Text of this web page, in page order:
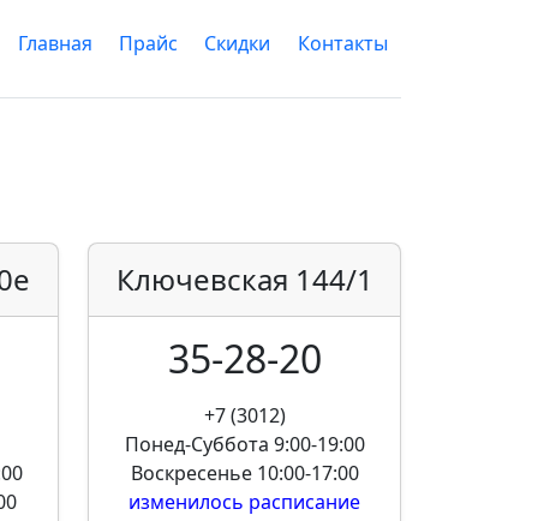
Главная Прайс Скидки Контакты
Ключевская 144/1
35-28-20
+7 (3012)
Понед-Суббота 9:00-19:00
Воскресенье 10:00-17:00
изменилось расписание